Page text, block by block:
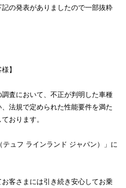
の発表がありましたので一部抜粋
】
査において、不正が判明した車種
法規で定められた性能要件を満た
おります。
ュフ ラインランド ジャパン）」に
客さまには引き続き安心してお乗